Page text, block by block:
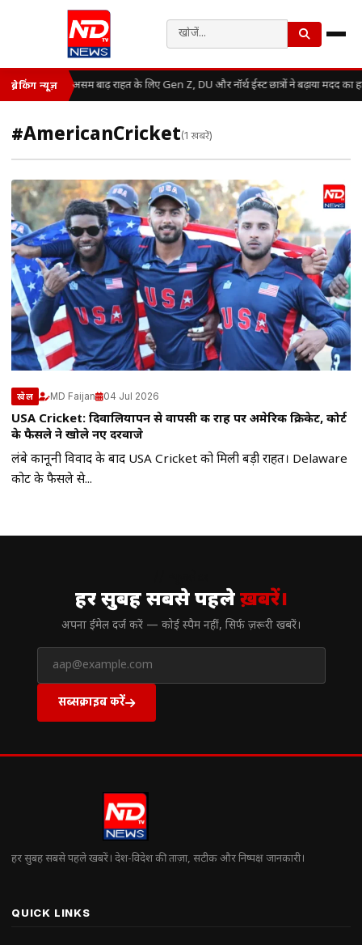
ब्रेकिंग न्यूज़ असम बाढ़ राहत के लिए Gen Z, DU और नॉर्थ ईस्ट छात्रों ने बढ़ाया मदद का
#AmericanCricket(1 खबरें)
खेल MD Faijan 04 Jul 2026
USA Cricket: दिवालियापन से वापसी की राह पर अमेरिकी क्रिकेट, कोर्ट
के फैसले ने खोले नए दरवाजे
लंबे कानूनी विवाद के बाद USA Cricket को मिली बड़ी राहत। Delaware
कोर्ट के फैसले से...
हर सुबह सबसे पहलेख़बरें।
अपना ईमेल दर्ज करें — कोई स्पैम नहीं, सिर्फ ज़रूरी खबरें।
सब्सक्राइब करें
हर सुबह सबसे पहले खबरें। देश-विदेश की ताज़ा, सटीक और निष्पक्ष जानकारी।
QUICK LINKS